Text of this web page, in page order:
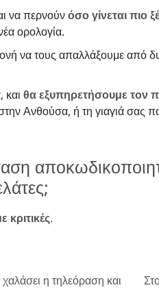
να περνούνόσο γίνεται πιο
ορολογία.
να τους απαλλάξουμε από
θα εξυπηρετήσουμε τον
Ανθούσα, ή τη γιαγιά σας
κριτικές.
χαλάσει η τηλεόραση και